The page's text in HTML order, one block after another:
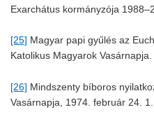
Exarchátus kormányzója
[25] Magyar papi gyűlés az
Katolikus Magyarok
[26] Mindszenty bíboros
Vasárnapja, 1974. február 24. 1.